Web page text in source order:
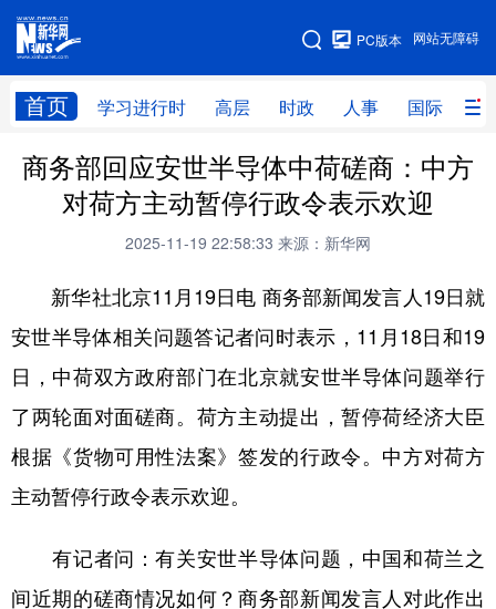
网站无障碍
PC版本
首页 学习进行时 高层 时政 人事 国际 财
网站地图
学习进行时 高层 时政 人事
国际 财经 网评 港澳
科技 科创 量子 体育
文化 书画 军事
法律 中央文件 金融 汽车
食品 人居
商务部回应安世半导体中荷磋商：中方
对荷方主动暂停行政令表示欢迎
2025-11-19 22:58:33 来源：新华网
新华社北京11月19日电 商务部新闻发言人19日就
安世半导体相关问题答记者问时表示，11月18日和19
日，中荷双方政府部门在北京就安世半导体问题举行
了两轮面对面磋商。荷方主动提出，暂停荷经济大臣
根据《货物可用性法案》签发的行政令。中方对荷方
主动暂停行政令表示欢迎。
有记者问：有关安世半导体问题，中国和荷兰之
间近期的磋商情况如何？商务部新闻发言人对此作出